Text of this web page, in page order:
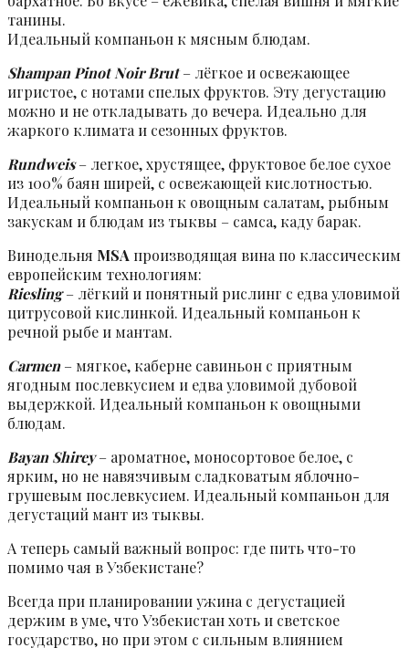
танины.
Идеальный компаньон к мясным блюдам.
Shampan Pinot Noir Brut – лёгкое и освежающее
игристое, с нотами спелых фруктов. Эту дегустацию
можно и не откладывать до вечера. Идеально для
жаркого климата и сезонных фруктов.
Rundweis– легкое, хрустящее, фруктовое белое сухое
из 100% баян ширей, с освежающей кислотностью.
Идеальный компаньон к овощным салатам, рыбным
закускам и блюдам из тыквы – самса, каду барак.
Винодельня MSA производящая вина по классическим
европейским технологиям:
Riesling – лёгкий и понятный рислинг с едва уловимой
цитрусовой кислинкой. Идеальный компаньон к
речной рыбе и мантам.
Carmen– мягкое, каберне савиньон с приятным
ягодным послевкусием и едва уловимой дубовой
выдержкой. Идеальный компаньон к овощными
блюдам.
Bayan Shirey – ароматное, моносортовое белое, с
ярким, но не навязчивым сладковатым яблочно-
грушевым послевкусием. Идеальный компаньон для
дегустаций мант из тыквы.
А теперь самый важный вопрос: где пить что-то
помимо чая в Узбекистане?
Всегда при планировании ужина с дегустацией
держим в уме, что Узбекистан хоть и светское
государство, но при этом с сильным влиянием